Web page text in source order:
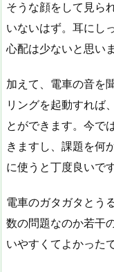
そうな顔をして見ら
いないはず。耳にし
心配は少ないと思いま
加えて、電車の音を
リングを起動すれば
とができます。今で
きますし、課題を何
に使うと丁度良いです
電車のガタガタとう
数の問題なのか若干
いやすくてよかったで